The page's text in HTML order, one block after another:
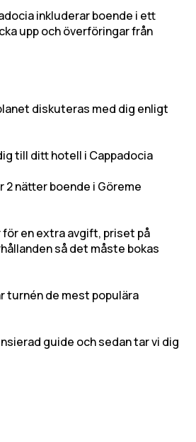
inkluderar boende i ett
upp och överföringar från
diskuteras med dig enligt
till ditt hotell i Cappadocia
nätter boende i Göreme
en extra avgift, priset på
så det måste bokas
turnén de mest populära
guide och sedan tar vi dig